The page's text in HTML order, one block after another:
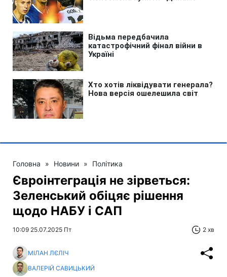
Головна » Новини » Політика
Євроінтеграція не зірветься:
Зеленський обіцяє рішення
щодо НАБУ і САП
10:09 25.07.2025 Пт 2 хв
МІЛАН ЛЄЛІЧ
ВАЛЕРІЙ САВИЦЬКИЙ